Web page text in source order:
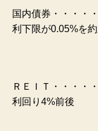
国内債券・・・・
利下限が0.05%を
ＲＥＩＴ・・・・
利回り4%前後